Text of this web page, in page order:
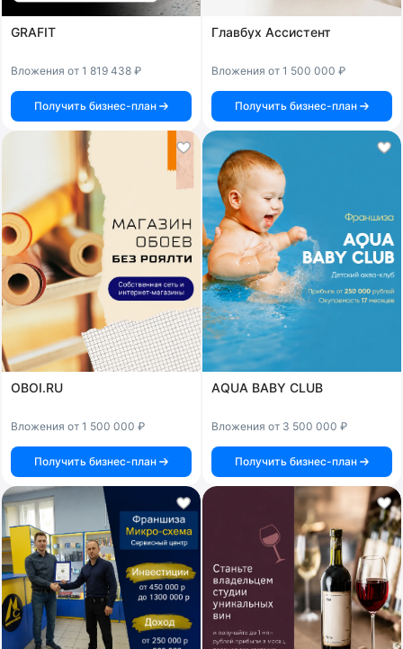
GRAFIT
Вложения от 1 819 438 ₽
Получить бизнес-план
Главбух Ассистент
Вложения от 1 500 000 ₽
Получить бизнес-план
OBOI.RU
Вложения от 1 500 000 ₽
Получить бизнес-план
AQUA BABY CLUB
Вложения от 3 500 000 ₽
Получить бизнес-план